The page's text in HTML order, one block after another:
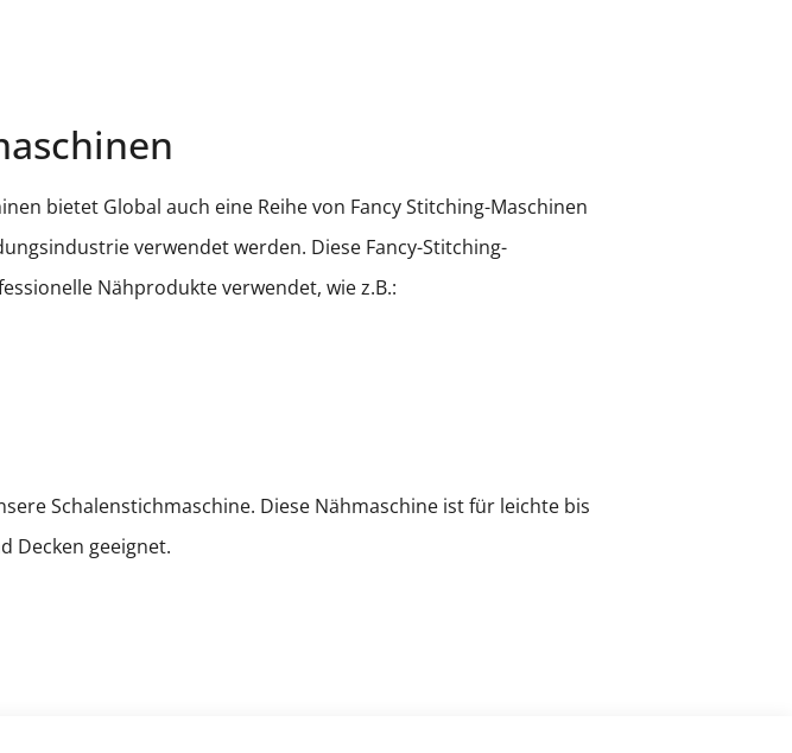
bietet Global auch eine Reihe von Fancy Stitching-Maschinen
verwendet werden. Diese Fancy-Stitching-
Nähprodukte verwendet, wie z.B.:
Schalenstichmaschine. Diese Nähmaschine ist für leichte bis
Decken geeignet.